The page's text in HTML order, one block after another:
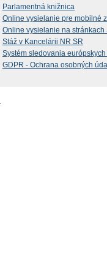
Parlamentná knižnica
Online vysielanie pre mobilné
Online vysielanie na stránkach
Stáž v Kancelárii NR SR
Systém sledovania
GDPR - Ochrana osobných